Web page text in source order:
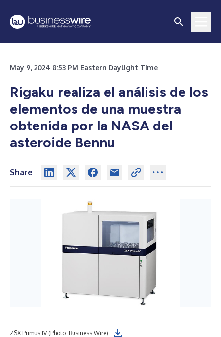
May 9, 2024 8:53 PM Eastern Daylight Time
Rigaku realiza el análisis de los
elementos de una muestra
obtenida por la NASA del
asteroide Bennu
Share
ZSX Primus IV (Photo: Business Wire)